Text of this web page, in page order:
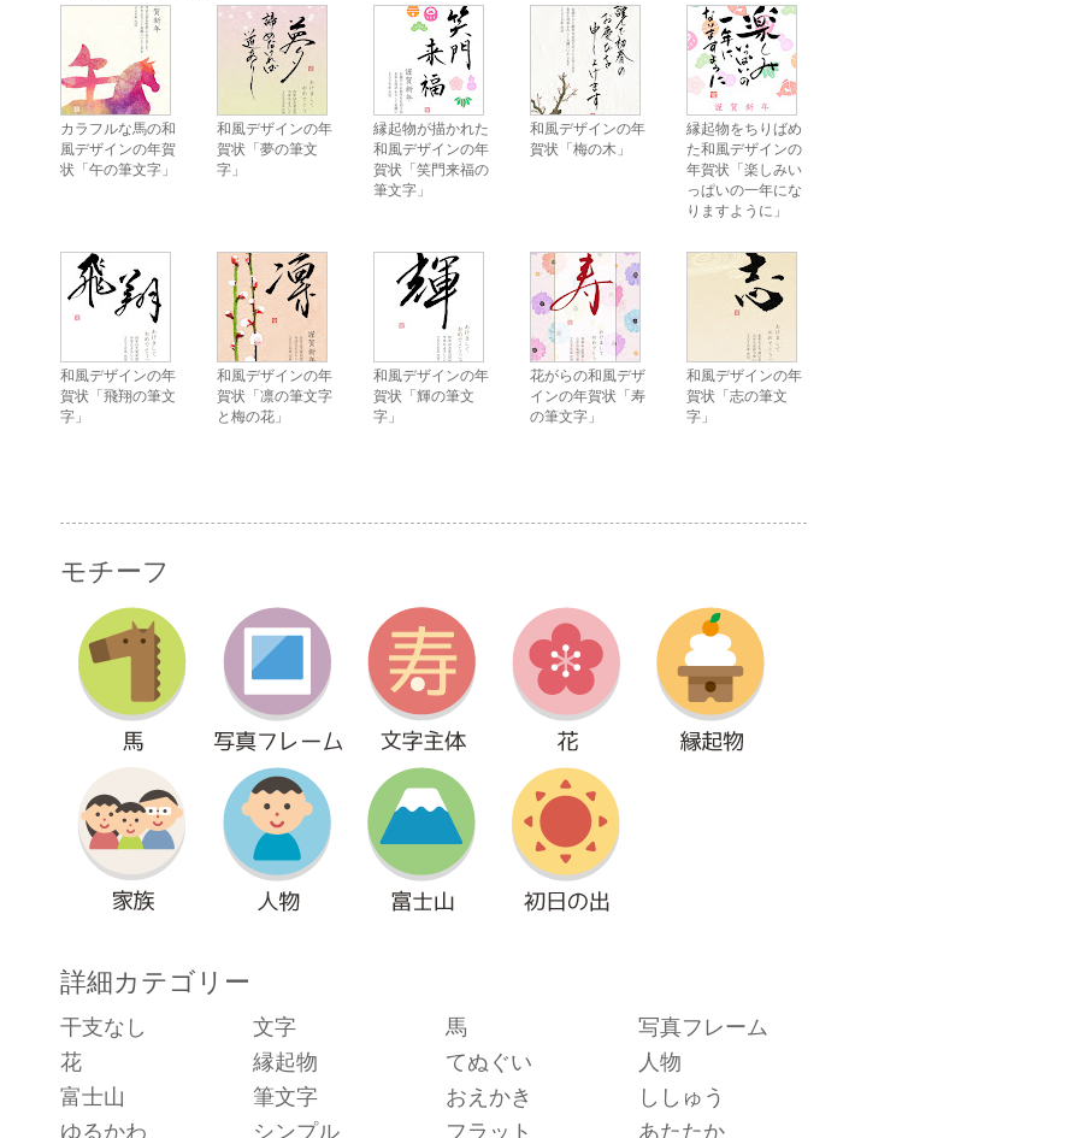
カラフルな馬の和
風デザインの年賀
状「午の筆文字」
和風デザインの年
賀状「夢の筆文
字」
縁起物が描かれた
和風デザインの年
賀状「笑門来福の
筆文字」
和風デザインの年
賀状「梅の木」
縁起物をちりばめ
た和風デザインの
年賀状「楽しみい
っぱいの一年にな
りますように」
和風デザインの年
賀状「飛翔の筆文
字」
和風デザインの年
賀状「凛の筆文字
と梅の花」
和風デザインの年
賀状「輝の筆文
字」
花がらの和風デザ
インの年賀状「寿
の筆文字」
和風デザインの年
賀状「志の筆文
字」
モチーフ
詳細カテゴリー
干支なし 文字 馬
写真フレーム
花
縁起物 てぬぐい
人物
富士山
筆文字 おえかき
ししゅう
ゆるかわ
シンプル フラット あたたか